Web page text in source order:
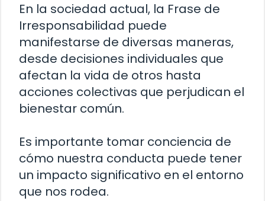
En la sociedad actual, la Frase de
Irresponsabilidad puede
manifestarse de diversas maneras,
desde decisiones individuales que
afectan la vida de otros hasta
acciones colectivas que perjudican el
bienestar común.
Es importante tomar conciencia de
cómo nuestra conducta puede tener
un impacto significativo en el entorno
que nos rodea.